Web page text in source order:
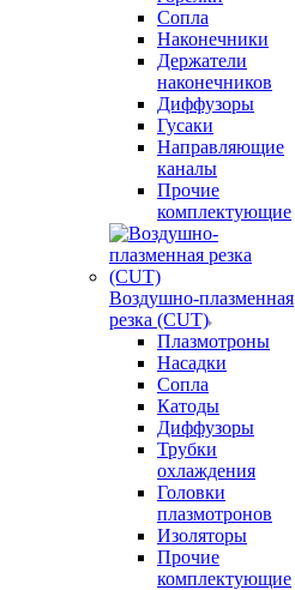
Сопла
Наконечники
Держатели
наконечников
Диффузоры
Гусаки
Направляющие
каналы
Прочие
комплектующие
Воздушно-плазменная
резка (CUT)
Плазмотроны
Насадки
Сопла
Катоды
Диффузоры
Трубки
охлаждения
Головки
плазмотронов
Изоляторы
Прочие
комплектующие